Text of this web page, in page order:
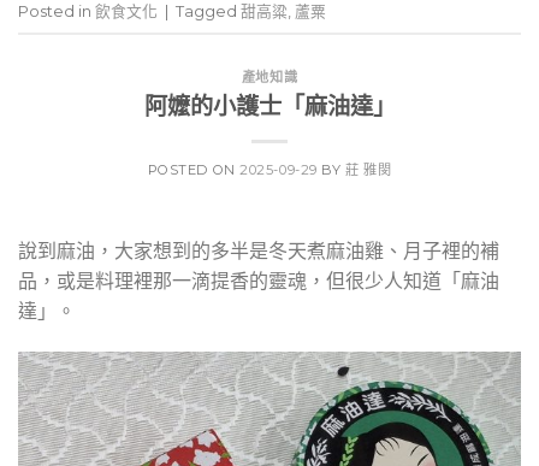
Posted in 飲食文化 | Tagged 甜高粱 蘆粟
產地知識
阿嬤的小護士「麻油達」
POSTED ON2025-09-29 BY莊 雅閔
說到麻油，大家想到的多半是冬天煮麻油雞、月子裡的補
品，或是料理裡那一滴提香的靈魂，但很少人知道「麻油
達」。